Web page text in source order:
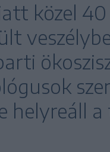
közel
helyreáll